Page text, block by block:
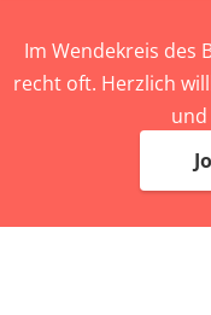
Im Wendekreis des
recht oft. Herzlich
und